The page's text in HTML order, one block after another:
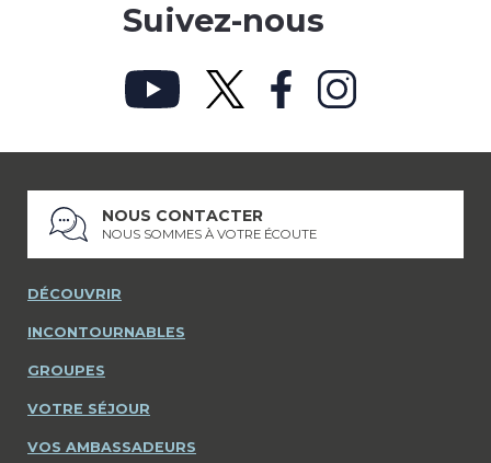
Suivez-nous
NOUS CONTACTER
NOUS SOMMES À VOTRE ÉCOUTE
DÉCOUVRIR
INCONTOURNABLES
GROUPES
VOTRE SÉJOUR
VOS AMBASSADEURS